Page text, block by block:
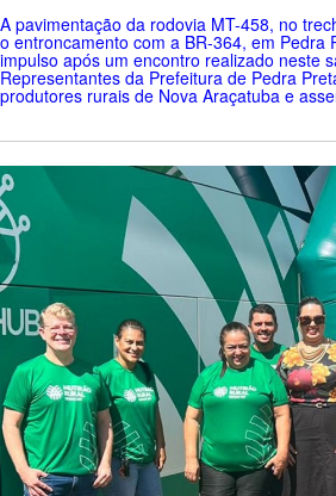
A pavimentação da rodovia MT-458, no
o entroncamento com a BR-364, em Pedra
impulso após um encontro realizado neste
Representantes da Prefeitura de Pedra
produtores rurais de Nova Araçatuba e